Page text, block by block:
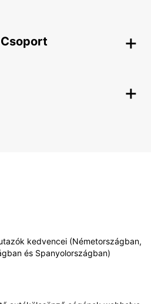
kedvencei (Németországban,
és Spanyolországban)